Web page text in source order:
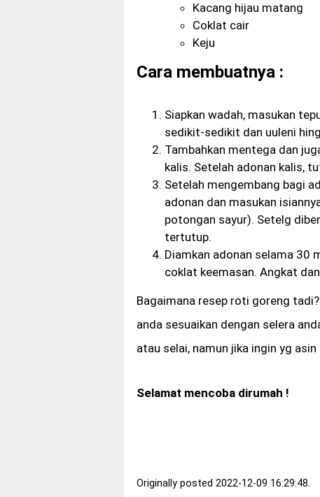
Kacang hijau matang
Coklat cair
Keju
Cara membuatnya :
Siapkan wadah, masukan
sedikit-sedikit dan uuleni
Tambahkan mentega dan
kalis. Setelah adonan kalis,
Setelah mengembang bagi
adonan dan masukan
potongan sayur). Setelg
tertutup.
Diamkan adonan selama 30
coklat keemasan. Angkat
Bagaimana resep roti goreng
anda sesuaikan dengan selera
atau selai, namun jika ingin yg
Selamat mencoba dirumah !
Originally posted 2022-12-09 16:29:48.